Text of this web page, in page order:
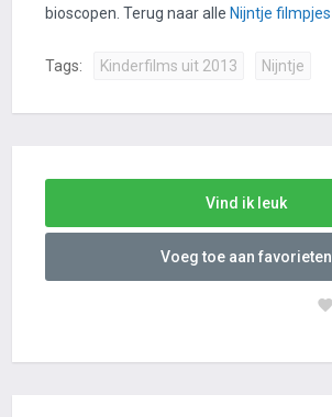
bioscopen. Terug naar alle Nijntje filmpjes
Tags: Kinderfilms uit 2013 Nijntje
Vind ik leuk
Voeg toe aan favorieten